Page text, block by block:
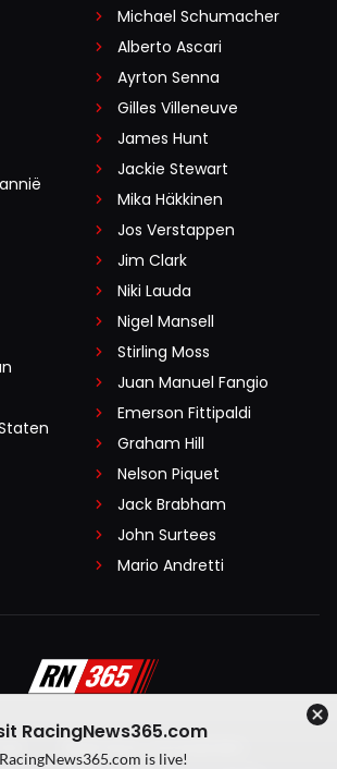
Michael Schumacher
Alberto Ascari
Ayrton Senna
Gilles Villeneuve
James Hunt
Jackie Stewart
Mika Häkkinen
Jos Verstappen
Jim Clark
Niki Lauda
Nigel Mansell
Stirling Moss
Juan Manuel Fangio
Emerson Fittipaldi
Graham Hill
Nelson Piquet
Jack Brabham
John Surtees
Mario Andretti
Algemene voorwaarden
RacingNews365.com
RacingNews365.com is live!